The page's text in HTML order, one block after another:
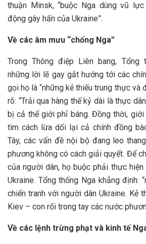
thuận Minsk, “buộc Nga dùng vũ
động gây hấn của Ukraine”.
Về các âm mưu “chống Nga”
Trong Thông điệp Liên bang, Tổng
những lời lẽ gay gắt hướng tới các
gọi họ là “những kẻ thiếu trung thực và
rõ: “Trải qua hàng thế kỷ dài là thực
bị cả thế giới phỉ báng. Đồng thời, giới
tìm cách lừa dối lại cả chính đồng
Tây, các vấn đề nội bộ đang leo
phương không có cách giải quyết. Để
của người dân, họ buộc phải thực hiện
Ukraine. Tổng thống Nga khẳng định:
chiến tranh với người dân Ukraine. Kẻ
Kiev – con rối trong tay các nước
Về các lệnh trừng phạt và kinh tế